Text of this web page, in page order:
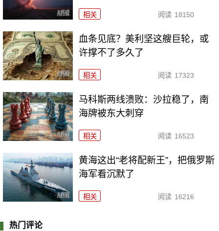
相关 阅读 18150
血条见底？美利坚这艘巨轮，或
许撑不了多久了
相关 阅读 17323
马科斯两线溃败：沙拉稳了，南
海牌被东大刺穿
相关 阅读 16523
黄海这出“老将配新王”，把俄罗斯
海军看沉默了
相关 阅读 16216
热门评论